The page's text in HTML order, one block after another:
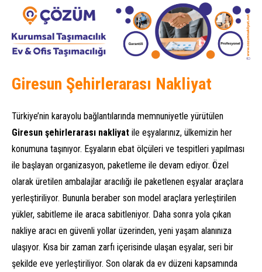
Giresun Şehirlerarası Nakliyat
Türkiye’nin karayolu bağlantılarında memnuniyetle yürütülen
Giresun şehirlerarası nakliyat ile eşyalarınız, ülkemizin her
konumuna taşınıyor. Eşyaların ebat ölçüleri ve tespitleri yapılması
ile başlayan organizasyon, paketleme ile devam ediyor. Özel
olarak üretilen ambalajlar aracılığı ile paketlenen eşyalar araçlara
yerleştiriliyor. Bununla beraber son model araçlara yerleştirilen
yükler, sabitleme ile araca sabitleniyor. Daha sonra yola çıkan
nakliye aracı en güvenli yollar üzerinden, yeni yaşam alanınıza
ulaşıyor. Kısa bir zaman zarfı içerisinde ulaşan eşyalar, seri bir
şekilde eve yerleştiriliyor. Son olarak da ev düzeni kapsamında